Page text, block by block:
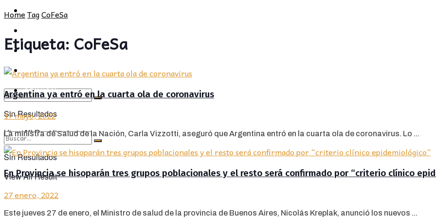
CULTURA
Sin Resultados
View All Result
PROVINCIA
SOCIEDAD
CULTURA
OPINIÓN
Sin Resultados
View All Result
HomeTagCoFeSa
Etiqueta: CoFeSa
Argentina ya entró en la cuarta ola de coronavirus
17 mayo, 2022
La ministra de Salud de la Nación, Carla Vizzotti, aseguró que Argentina entró en la cuarta ola de coronavirus. Lo ...
En Provincia se hisoparán tres grupos poblacionales y el resto será confirmado por “criterio clínico
27 enero, 2022
Este jueves 27 de enero, el Ministro de salud de la provincia de Buenos Aires, Nicolás Kreplak, anunció los nuevos ...